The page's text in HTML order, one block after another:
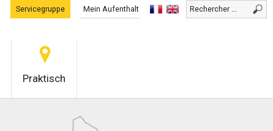
Mein Aufenthalt
Servicegruppe
Praktisch